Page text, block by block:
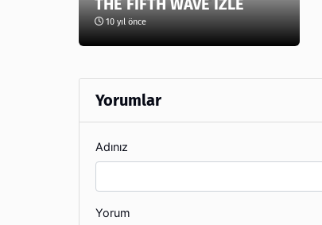
10 yıl önce
Yorumlar
Adınız
Yorum